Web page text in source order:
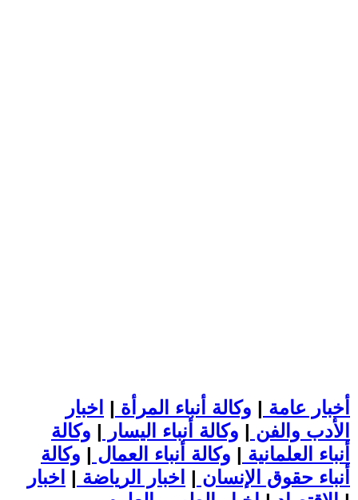
أخبار عامة | وكالة أنباء المرأة | اخبار
الأدب والفن | وكالة أنباء اليسار | وكالة
أنباء العلمانية | وكالة أنباء العمال | وكالة
أنباء حقوق الإنسان | اخبار الرياضة | اخبار